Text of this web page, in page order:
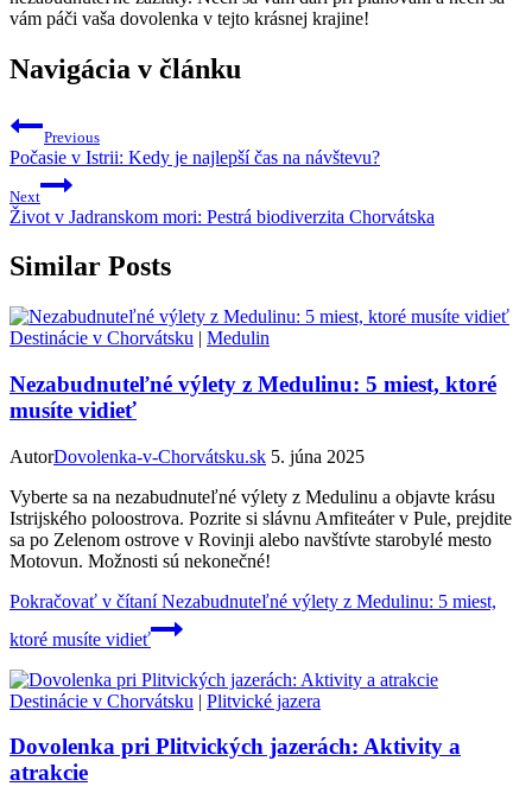
vám páči vaša dovolenka v tejto krásnej krajine!
Navigácia v článku
Previous
Počasie v Istrii: Kedy je najlepší čas na návštevu?
Next
Život v Jadranskom mori: Pestrá biodiverzita Chorvátska
Similar Posts
Destinácie v Chorvátsku | Medulin
Nezabudnuteľné výlety z Medulinu: 5 miest, ktoré
musíte vidieť
AutorDovolenka-v-Chorvátsku.sk 5. júna 2025
Vyberte sa na nezabudnuteľné výlety z Medulinu a objavte krásu
Istrijského poloostrova. Pozrite si slávnu Amfiteáter v Pule, prejdite
sa po Zelenom ostrove v Rovinji alebo navštívte starobylé mesto
Motovun. Možnosti sú nekonečné!
Pokračovať v čítaníNezabudnuteľné výlety z Medulinu: 5 miest,
ktoré musíte vidieť
Destinácie v Chorvátsku | Plitvické jazera
Dovolenka pri Plitvických jazerách: Aktivity a
atrakcie